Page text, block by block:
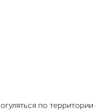
по